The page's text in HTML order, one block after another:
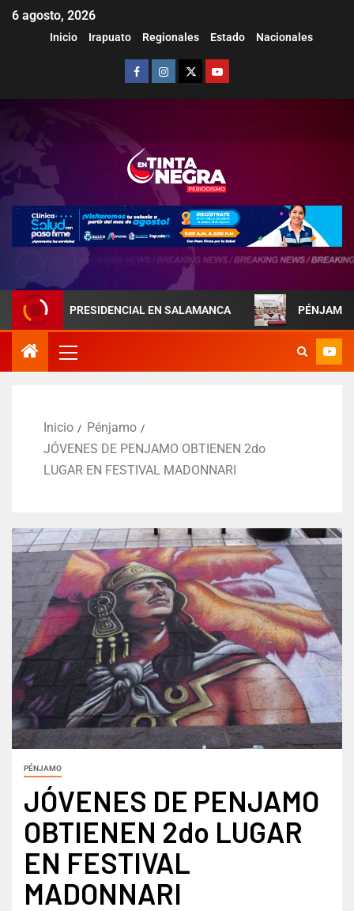
6 agosto, 2026
Inicio Irapuato Regionales Estado Nacionales
PRESIDENCIAL EN SALAMANCA PÉNJAMO
Inicio
Pénjamo
JÓVENES DE PENJAMO OBTIENEN 2do
LUGAR EN FESTIVAL MADONNARI
PÉNJAMO
JÓVENES DE PENJAMO
OBTIENEN 2do LUGAR
EN FESTIVAL
MADONNARI